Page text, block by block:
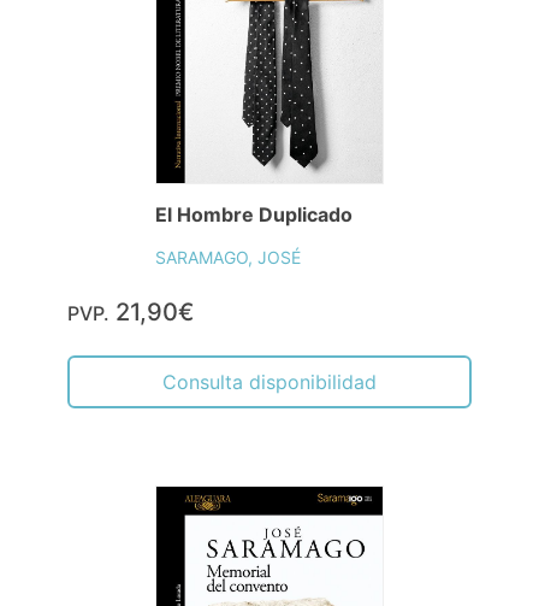
El Hombre Duplicado
SARAMAGO, JOSÉ
PVP. 21,90€
Consulta disponibilidad